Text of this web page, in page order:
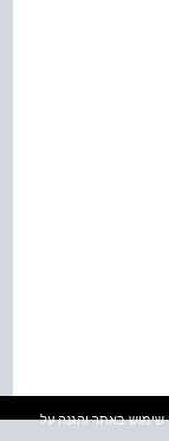
שימוש באתר והגנה על